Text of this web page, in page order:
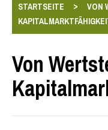
STARTSEITE >
VON
Von